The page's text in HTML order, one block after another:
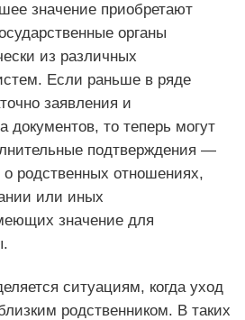
значение приобретают
органы
из различных
Если раньше в ряде
заявления и
документов, то теперь могут
подтверждения —
родственных отношениях,
или иных
значение для
ситуациям, когда уход
родственником. В таких